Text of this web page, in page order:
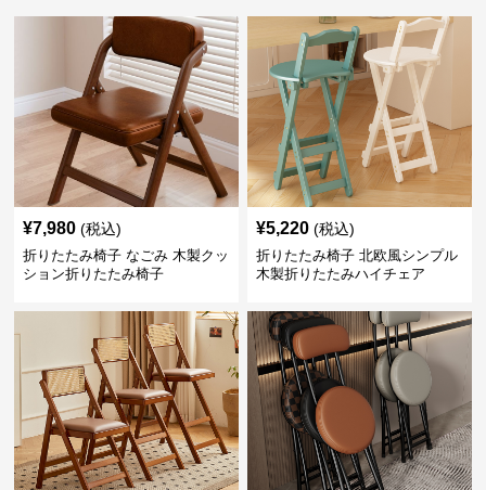
¥7,980 (税込)
折りたたみ椅子 なごみ 木製クッ
ション折りたたみ椅子
¥5,220 (税込)
折りたたみ椅子 北欧風シンプル
木製折りたたみハイチェア